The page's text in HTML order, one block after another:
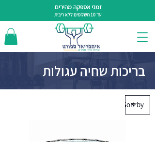
זמני אספקה מהירים
עד 10 תשלומים ללא ריבית
בריכות שחיה עגולות